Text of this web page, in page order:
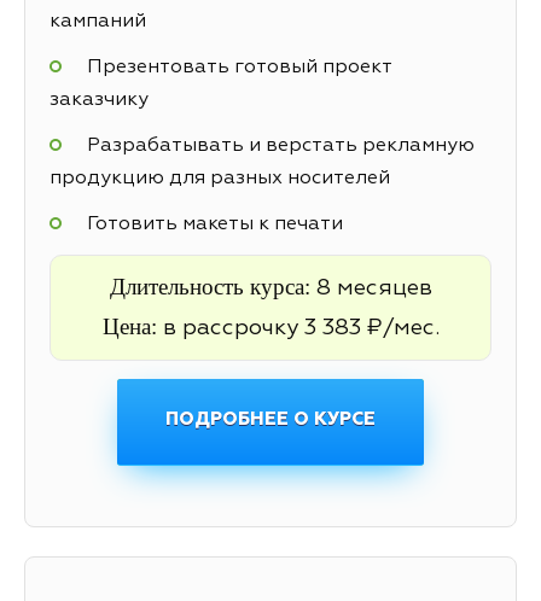
кампаний
Презентовать готовый проект
заказчику
Разрабатывать и верстать рекламную
продукцию для разных носителей
Готовить макеты к печати
Длительность курса: 8 месяцев
Цена: в рассрочку 3 383 ₽/мес.
ПОДРОБНЕЕ О КУРСЕ